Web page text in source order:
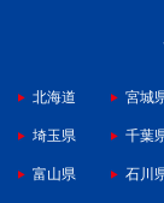
北海道 宮城
埼玉県 千葉
富山県 石川